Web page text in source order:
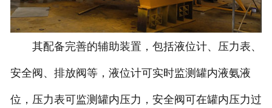
其配备完善的辅助装置，包括液位计、压力表、
安全阀、排放阀等，液位计可实时监测罐内液氨液
位，压力表可监测罐内压力，安全阀可在罐内压力过